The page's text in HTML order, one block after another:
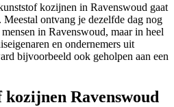
kozijnen in Ravenswoud gaat
ontvang je dezelfde dag nog
in Ravenswoud, maar in heel
en ondernemers uit
bijvoorbeeld ook geholpen aan een
Ravenswoud